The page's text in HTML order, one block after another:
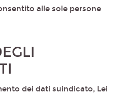
alle sole persone
dei dati suindicato, Lei